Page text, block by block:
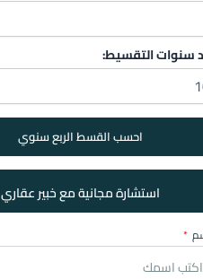
سنوات التقسيط:
احسب القسط الربع سنوي
استشارة مجانية مع خبير عقاري